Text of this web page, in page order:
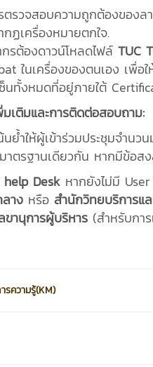
ตรวจสอบความถูกต้องของล
กฏเครื่องหมายตกใจ.
รต้องดาวน์โหลดไฟล์ TUC
ในเครื่องของตนเอง เพื่อ
นทั้งหมดที่อยู่ภายใต้
มเติมและการติดต่อสอบถาม:
นย้ำให้ผู้เข้าร่วมประชุมจำนว
าตรฐานเดียวกัน หากมีข้อส
help Desk หากยังไม่มี User
าง หรือ สำนักวิทยบริการแ
ขานุการผู้บริหาร (สำหรับกา
รความรู้(KM)